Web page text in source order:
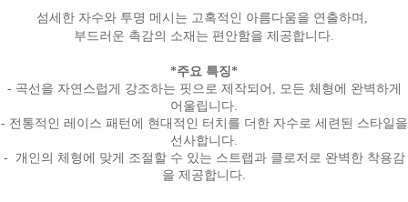
섬세한 자수와 투명 메시는 고혹적인 아름다움을 연출하며,
부드러운 촉감의 소재는 편안함을 제공합니다.
*주요 특징*
- 곡선을 자연스럽게 강조하는 핏으로 제작되어, 모든 체형에 완벽하게
어울립니다.
- 전통적인 레이스 패턴에 현대적인 터치를 더한 자수로 세련된 스타일을
선사합니다.
- 개인의 체형에 맞게 조절할 수 있는 스트랩과 클로저로 완벽한 착용감
을 제공합니다.